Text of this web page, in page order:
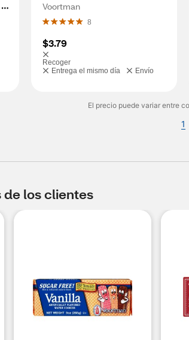
Voortman
8
$3.79
Recoger
Entrega el mismo día
Envío
El precio puede variar entre
1
los clientes